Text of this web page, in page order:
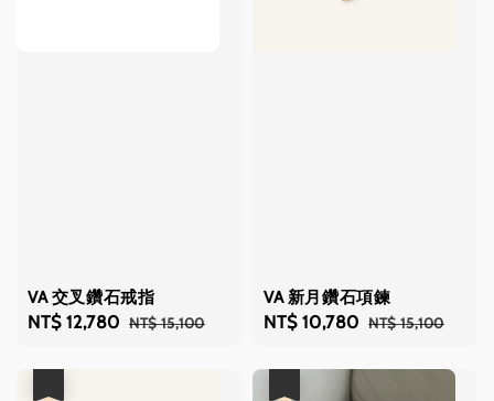
VA 交叉鑽石戒指
Sale
NT$ 12,780 Regular
NT$ 15,100
VA 新月鑽石項鍊
Sale
NT$ 10,780 Regular
NT$ 15,100